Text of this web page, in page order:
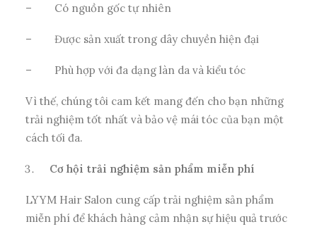
– Có nguồn gốc tự nhiên
– Được sản xuất trong dây chuyền hiện đại
– Phù hợp với đa dạng làn da và kiểu tóc
Vì thế, chúng tôi cam kết mang đến cho bạn những
trải nghiệm tốt nhất và bảo vệ mái tóc của bạn một
cách tối đa.
Cơ hội trải nghiệm sản phẩm miễn phí
LYYM Hair Salon cung cấp trải nghiệm sản phẩm
miễn phí để khách hàng cảm nhận sự hiệu quả trước